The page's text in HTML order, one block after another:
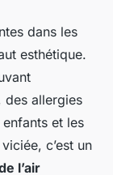
dans les
esthétique.
des allergies
et les
c’est un
l’air